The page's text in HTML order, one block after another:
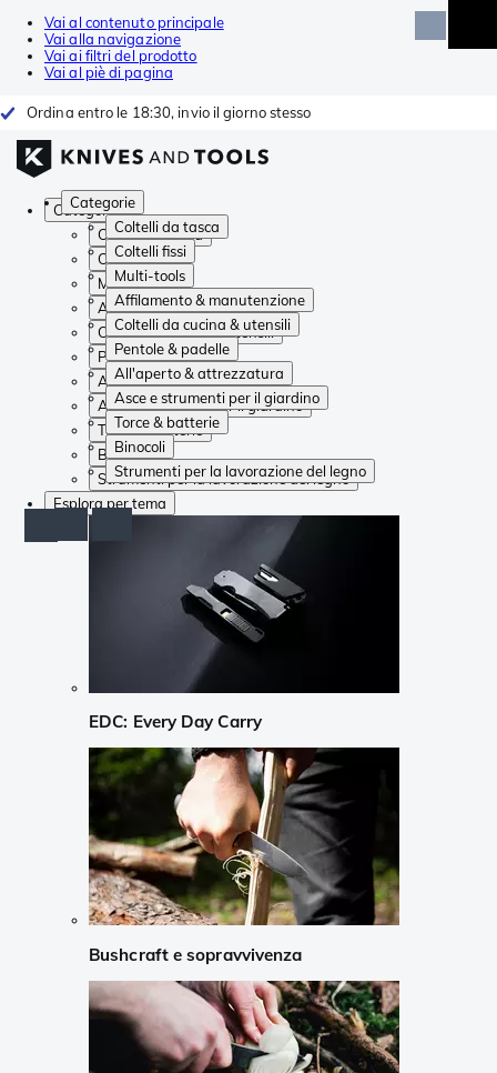
Vai al contenuto principale
Vai alla navigazione
Vai ai filtri del prodotto
Vai al piè di pagina
Ordina entro le 18:30, invio il giorno stesso
Categorie
Coltelli da tasca
Coltelli fissi
Multi-tools
Affilamento & manutenzione
Coltelli da cucina & utensili
Pentole & padelle
All'aperto & attrezzatura
Asce e strumenti per il giardino
Torce & batterie
Binocoli
Strumenti per la lavorazione del legno
Categorie
Coltelli da tasca
Coltelli fissi
Multi-tools
Affilamento & manutenzione
Coltelli da cucina & utensili
Pentole & padelle
All'aperto & attrezzatura
Asce e strumenti per il giardino
Torce & batterie
Binocoli
Strumenti per la lavorazione del legno
Esplora per tema
EDC: Every Day Carry
Bushcraft e sopravvivenza